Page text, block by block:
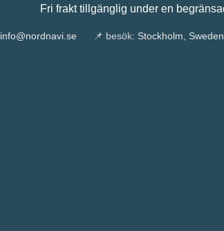
Fri frakt tillgänglig under en begränsad tid
info@nordnavi.se 📌 besök: Stockholm, Sweden